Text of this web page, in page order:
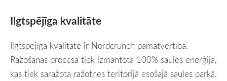
Ilgtspējīga kvalitāte
Ilgtspējīga kvalitāte ir Nordcrunch pamatvērtība.
Ražošanas procesā tiek izmantota 100% saules enerģija,
kas tiek saražota ražotnes teritorijā esošajā saules parkā.